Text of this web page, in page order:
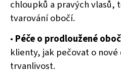
chloupků a pravých vlasů,
tvarování obočí.
• Péče o prodloužené
klienty, jak pečovat o
trvanlivost.